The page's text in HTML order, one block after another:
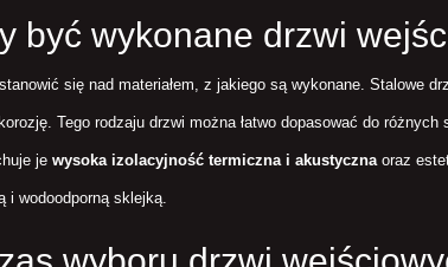
być wykonane drzwi
się nad materiałem, z jakiego są wykonane. Stalowe
Tego rodzaju drzwi można łatwo dopasować do
je wysoka izolacyjność termiczna i akustycznaoraz
i wodoodporną sklejką.